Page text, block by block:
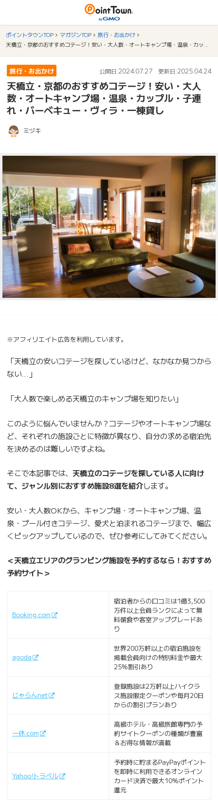
ポイントタウンTOP マガジンTOP
旅行・お出かけ
旅行・お出かけ 公開日:2024.07.27 更新日:2025.04.24
天橋立・京都のおすすめコテージ！安い・大人
数・オートキャンプ場・温泉・カップル・子連
れ・バーベキュー・ヴィラ・一棟貸し
ミヅキ
※アフィリエイト広告を利用しています。
「天橋立の安いコテージを探しているけど、なかなか見つから
ない…」
「大人数で楽しめる天橋立のキャンプ場を知りたい」
このように悩んでいませんか？コテージやオートキャンプ場な
ど、それぞれの施設ごとに特徴が異なり、自分の求める宿泊先
を決めるのは難しいですよね。
そこで本記事では、 天橋立のコテージを探している人に向け
て、ジャンル別におすすめ施設8選を紹介します。
安い・大人数OKから、キャンプ場・オートキャンプ場、温
泉・プール付きコテージ、愛犬と泊まれるコテージまで、幅広
くピックアップしているので、ぜひ参考にしてみてください。
＜天橋立エリアのグランピング施設を予約するなら！おすすめ
予約サイト＞
Booking.com
宿泊者からの口コミは1億3,500
万件以上会員ランクによって無
料朝食や客室アップグレードあ
り
agoda
世界200万軒以上の宿泊施設を
掲載会員向けの特別料金や最大
25%割引あり
じゃらんnet
登録施設は2万軒以上ハイクラ
ス施設限定クーポンや毎月20日
からの割引プランあり
一休.com
高級ホテル・高級旅館専門の予
約サイトクーポンの種類が豊富
＆お得な情報が満載
Yahoo!トラベル
予約時に貯まるPayPayポイント
を即時に利用できるオンライン
カード決済で最大10%ポイント
還元